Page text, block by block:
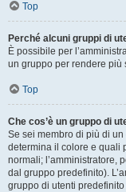
Top
Perché alcuni gruppi di
È possibile per
un gruppo per rendere più
Top
Che cos’è un gruppo di
Se sei membro di più di
determina il colore e quali
normali; l’amministratore,
dal gruppo predefinito).
gruppo di utenti